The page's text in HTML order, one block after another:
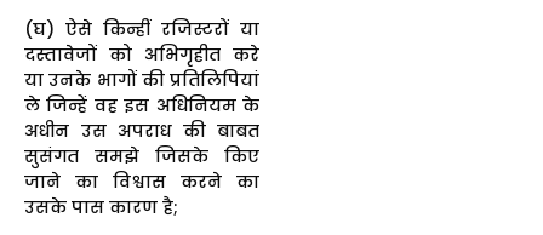
(घ) ऐसे किन्हीं रजिस्टरों या
दस्तावेजों को अभिगृहीत करे
या उनके भागों की प्रतिलिपियां
ले जिन्हें वह इस अधिनियम के
अधीन उस अपराध की बाबत
सुसंगत समझे जिसके किए
जाने का विश्वास करने का
उसके पास कारण है;